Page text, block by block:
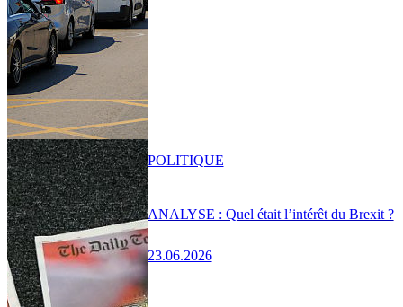
ANALYSE : Quel était l’intérêt du Brexit ?
23.06.2026
POLITIQUE